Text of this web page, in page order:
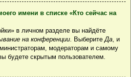
имени в списке «Кто сейчас на
в личном разделе вы найдёте
на конференции . Выберите Да , и
модераторам и самому
будете скрытым пользователем.